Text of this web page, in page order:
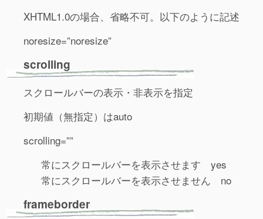
XHTML1.0の場合、省略不可。以下のように記述
noresize=”noresize”
scrolling
スクロールバーの表示・非表示を指定
初期値（無指定）はauto
scrolling=””
常にスクロールバーを表示させます yes
常にスクロールバーを表示させません no
frameborder